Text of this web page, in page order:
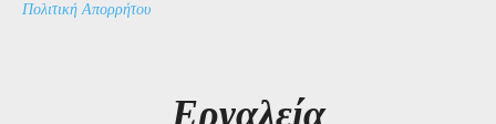
Πολιτική Απορρήτου
Εργαλεία